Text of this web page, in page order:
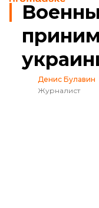
Денис Булавин
Журналист